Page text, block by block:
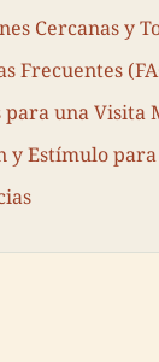
Cercanas y
Frecuentes
para una Visita
y Estímulo